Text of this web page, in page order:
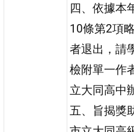
四、依據本
10條第2項
者退出，請
檢附單一作
立大同高中
五、旨揭獎